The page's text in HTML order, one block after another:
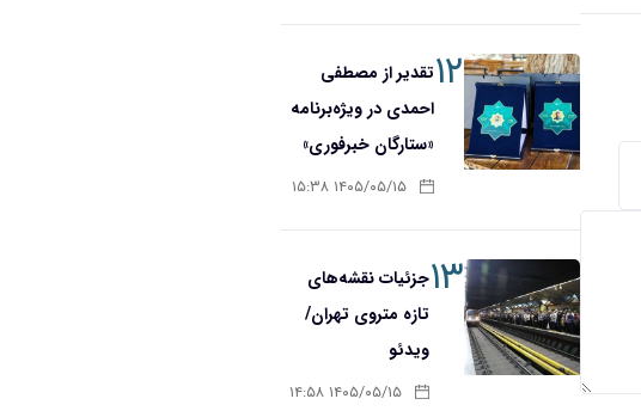
۱۲تقدیر از مصطفی
احمدی در ویژه‌برنامه
«ستارگان خبرفوری»
۱۴۰۵/۰۵/۱۵ ۱۵:۳۸
۱۳جزئیات نقشه‌های
تازه متروی تهران/
ویدئو
۱۴۰۵/۰۵/۱۵ ۱۴:۵۸